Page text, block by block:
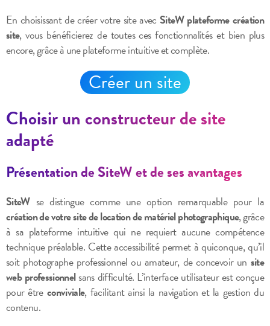
En choisissant de créer votre site avec SiteW plateforme création
site, vous bénéficierez de toutes ces fonctionnalités et bien plus
encore, grâce à une plateforme intuitive et complète.
Créer un site
Choisir un constructeur de site
adapté
Présentation de SiteW et de ses avantages
SiteWse distingue comme une option remarquable pour la
création de votre site de location de matériel photographique, grâce
à sa plateforme intuitive qui ne requiert aucune compétence
technique préalable. Cette accessibilité permet à quiconque, qu’il
soit photographe professionnel ou amateur, de concevoir un site
web professionnelsans difficulté. L’interface utilisateur est conçue
pour être conviviale, facilitant ainsi la navigation et la gestion du
contenu.